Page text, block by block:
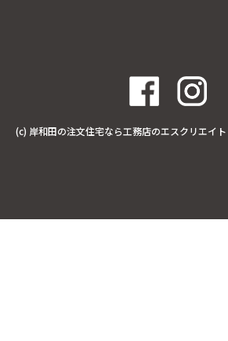
(c) 岸和田の注文住宅なら工務店のエスクリエイト